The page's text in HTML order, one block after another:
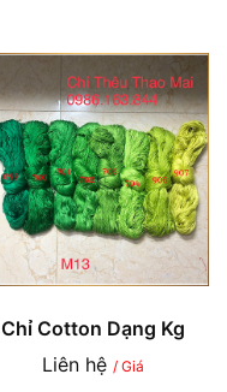
Chỉ Cotton Dạng Kg
Liên hệ / Giá